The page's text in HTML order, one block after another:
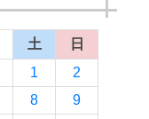
土
日
1
2
8
9